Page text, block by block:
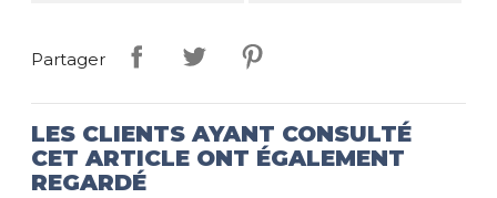
Partager
LES CLIENTS AYANT CONSULTÉ
CET ARTICLE ONT ÉGALEMENT
REGARDÉ